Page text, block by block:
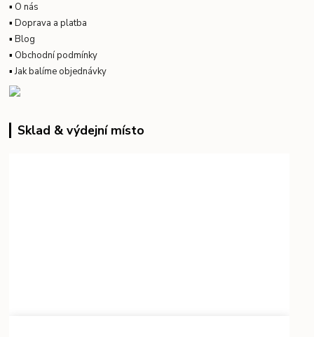
▪ O nás
▪Doprava a platba
▪Blog
▪ Obchodní podmínky
▪Jak balíme objednávky
Sklad & výdejní místo